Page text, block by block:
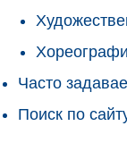
Часто
Поиск по